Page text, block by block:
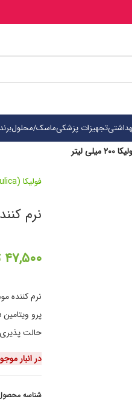
تجهیزات پزشکیماسک/محلول
لیتر
فولیکا (Fulica)
نرم
۴۷,۵۰۰
نرم کننده
حالت
در انبار
شناسه